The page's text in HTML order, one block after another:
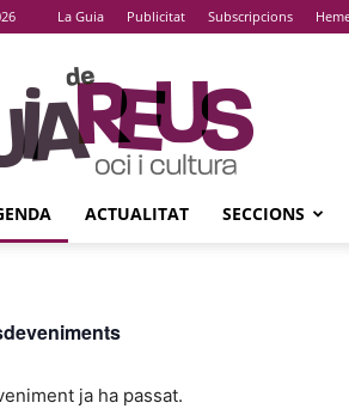
La Guia Publicitat Subscripcions
La
Guia
De
Reus
ACTUALITAT SECCIONS
ja ha passat.